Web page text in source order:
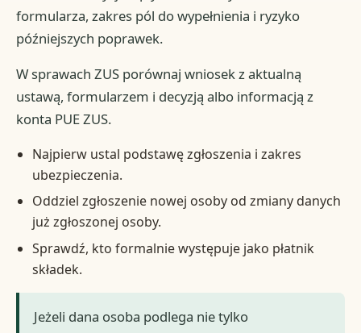
formularza, zakres pól do wypełnienia i ryzyko
późniejszych poprawek.
W sprawach ZUS porównaj wniosek z aktualną
ustawą, formularzem i decyzją albo informacją z
konta PUE ZUS.
Najpierw ustal podstawę zgłoszenia i zakres
ubezpieczenia.
Oddziel zgłoszenie nowej osoby od zmiany danych
już zgłoszonej osoby.
Sprawdź, kto formalnie występuje jako płatnik
składek.
Jeżeli dana osoba podlega nie tylko